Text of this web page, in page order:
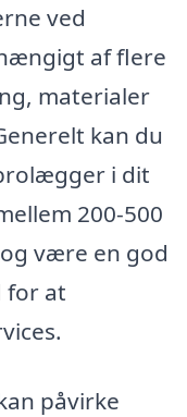
ved
af flere
materialer
kan du
i dit
200-500
være en god
for at
påvirke